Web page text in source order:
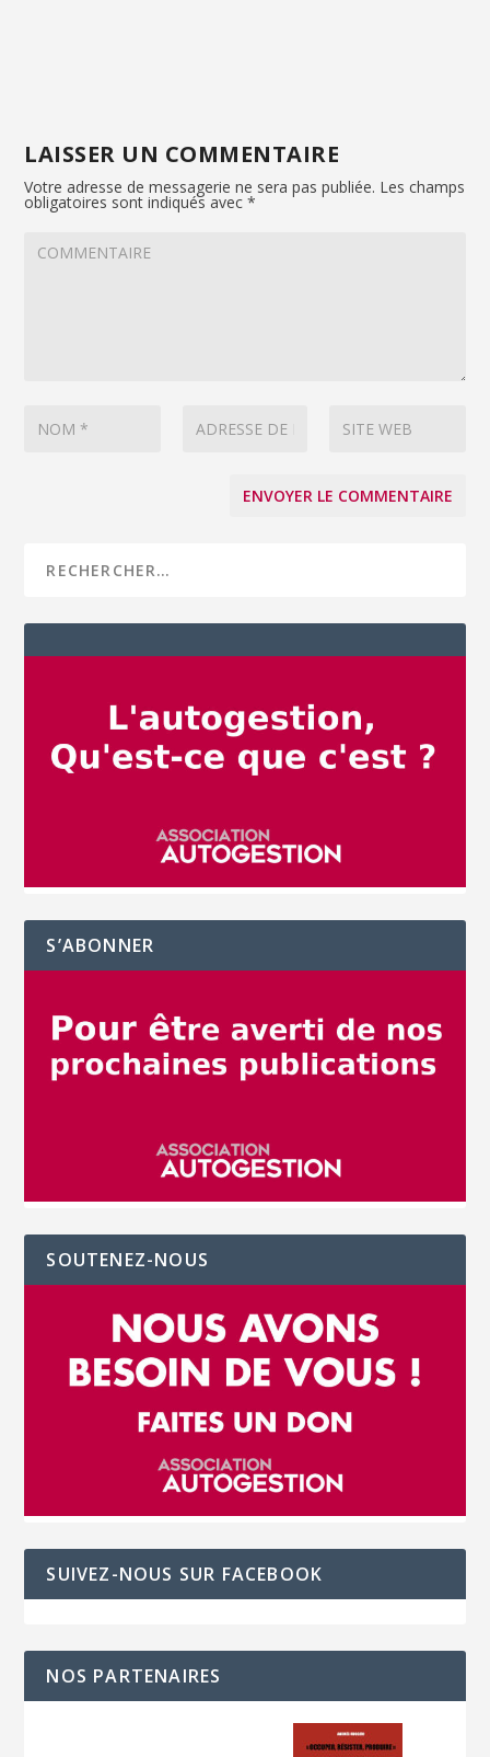
LAISSER UN COMMENTAIRE
Votre adresse de messagerie ne sera pas publiée. Les champs
obligatoires sont indiqués avec*
S’ABONNER
SOUTENEZ-NOUS
SUIVEZ-NOUS SUR FACEBOOK
NOS PARTENAIRES